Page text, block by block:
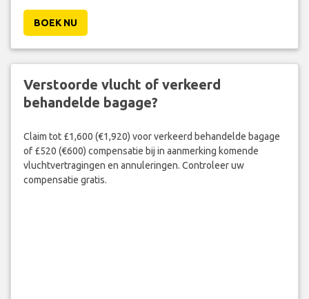
BOEK NU
Verstoorde vlucht of verkeerd
behandelde bagage?
Claim tot £1,600 (€1,920) voor verkeerd behandelde bagage
of £520 (€600) compensatie bij in aanmerking komende
vluchtvertragingen en annuleringen. Controleer uw
compensatie gratis.